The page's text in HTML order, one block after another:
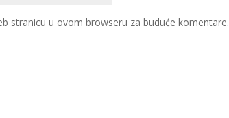
stranicu u ovom browseru za buduće komentare.